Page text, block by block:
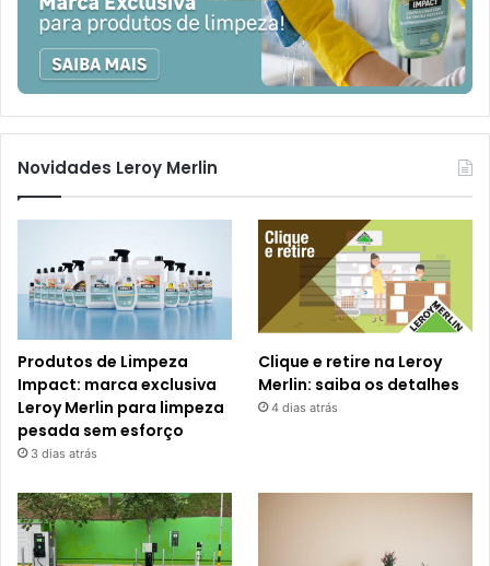
Novidades Leroy Merlin
Produtos de Limpeza
Impact: marca exclusiva
Leroy Merlin para limpeza
pesada sem esforço
3 dias atrás
Clique e retire na Leroy
Merlin: saiba os detalhes
4 dias atrás